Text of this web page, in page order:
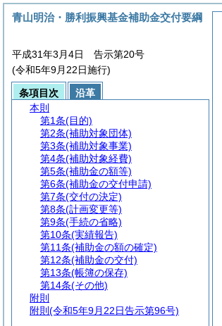
青山明治・勝利振興基金補助金交付要綱
平成31年3月4日 告示第20号
(令和5年9月22日施行)
条項目次
沿革
本則
第1条(目的)
第2条(補助対象団体)
第3条(補助対象事業)
第4条(補助対象経費)
第5条(補助金の額等)
第6条(補助金の交付申請)
第7条(交付の決定)
第8条(計画変更等)
第9条(手続の省略)
第10条(実績報告)
第11条(補助金の額の確定)
第12条(補助金の交付)
第13条(帳簿の保存)
第14条(その他)
附則
附則 (令和5年9月22日告示第96号)